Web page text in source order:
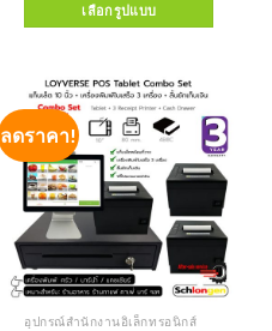
ลดราคา!
อุปกรณ์สำนักงานอิเล็กทรอนิกส์
เลือกรูปแบบ